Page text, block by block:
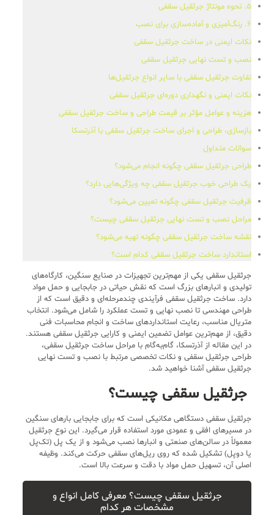
۵. نحوه مونتاژ جرثقیل سقفی
۶. رنگ‌آمیزی و آماده‌سازی برای نصب
نکات ایمنی در ساخت جرثقیل سقفی
نصب و تست نهایی جرثقیل سقفی
تفاوت جرثقیل سقفی با سایر انواع جرثقیل‌ها
نکات ایمنی و نگهداری دوره‌ای جرثقیل سقفی
هزینه و عوامل مؤثر بر قیمت طراحی و ساخت جرثقیل سقفی
بازسازی، طراحی و اجرای ساخت جرثقیل سقفی با آذرتسکا
سوالات متداول
طراحی جرثقیل سقفی چگونه انجام می‌شود؟
یک طراحی خوب جرثقیل سقفی چه ویژگی‌هایی دارد؟
ظرفیت جرثقیل سقفی چگونه تعیین می‌شود؟
مراحل نصب و تست نهایی جرثقیل سقفی چیست؟
نقشه ساخت جرثقیل سقفی چگونه تهیه می‌شود؟
استاندارد ساخت جرثقیل سقفی کدام است؟
جرثقیل سقفی یکی از مهم‌ترین تجهیزات در صنایع سنگین، کارگاه‌های
تولیدی و انبارهای بزرگ است که نقش حیاتی در جابجایی و حمل مواد
دارد. ساخت جرثقیل سقفی فرآیندی چندمرحله‌ای و دقیق است که از
طراحی مهندسی تا نصب نهایی و تست عملکرد را شامل می‌شود. انتخاب
متریال مناسب، رعایت استانداردهای ساخت و انجام محاسبات فنی
دقیق، از مهم‌ترین عوامل تضمین ایمنی و کارایی جرثقیل سقفی هستند.
در این مقاله از آذرتسکا، گام‌به‌گام با مراحل ساخت جرثقیل سقفی،
طراحی جرثقیل سقفی و نکات تخصصی مرتبط با نصب و تست نهایی
جرثقیل سقفی آشنا خواهید شد.
جرثقیل سقفی چیست؟
جرثقیل سقفی دستگاهی مکانیکی است که برای جابجایی بارهای سنگین
در مسیرهای افقی و عمودی مورد استفاده قرار می‌گیرد. این نوع جرثقیل
معمولاً در سالن‌های صنعتی و انبارها نصب می‌شود و از یک پل (تک‌پل
یا دوپل) تشکیل شده که روی ریل‌های سقفی حرکت می‌کند. وظیفه
اصلی آن، تسهیل حمل مواد با دقت و سرعت بالا است.
جرثقیل سقفی چیست؟ معرفی کامل انواع و
مشخصات هر کدام